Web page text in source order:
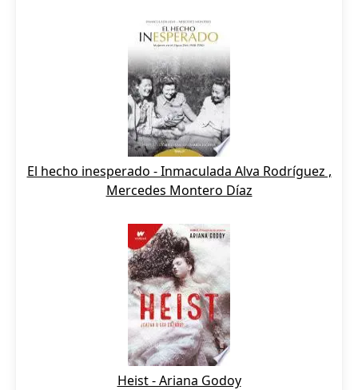
El hecho inesperado - Inmaculada Alva Rodríguez ,
Mercedes Montero Díaz
Heist - Ariana Godoy